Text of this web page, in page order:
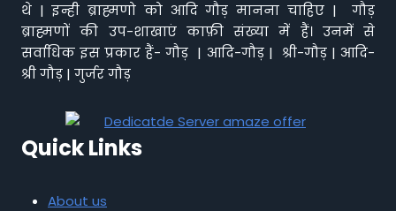
थे | इन्ही ब्राह्मणो को आदि गौड़ मानना चाहिए | गौड़
ब्राह्मणों की उप-शाखाएं काफ़ी संख्या में हैं। उनमें से
सर्वाधिक इस प्रकार हैं- गौड़ | आदि-गौड़ | श्री-गौड़ | आदि-
श्री गौड़ | गुर्जर गौड़
Quick Links
About us